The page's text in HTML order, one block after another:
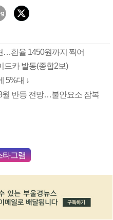
…환율 1450원까지 찍어
드카 발동(종합2보)
5%대 ↓
월 반등 전망…불안요소 잠복
타그램